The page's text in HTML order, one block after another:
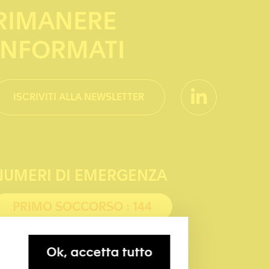
ISCRIVITI ALLA NEWSLETTER
DI EMERGENZA
PRIMO SOCCORSO : 144
POLIZIA: 117
Ok, accetta tutto